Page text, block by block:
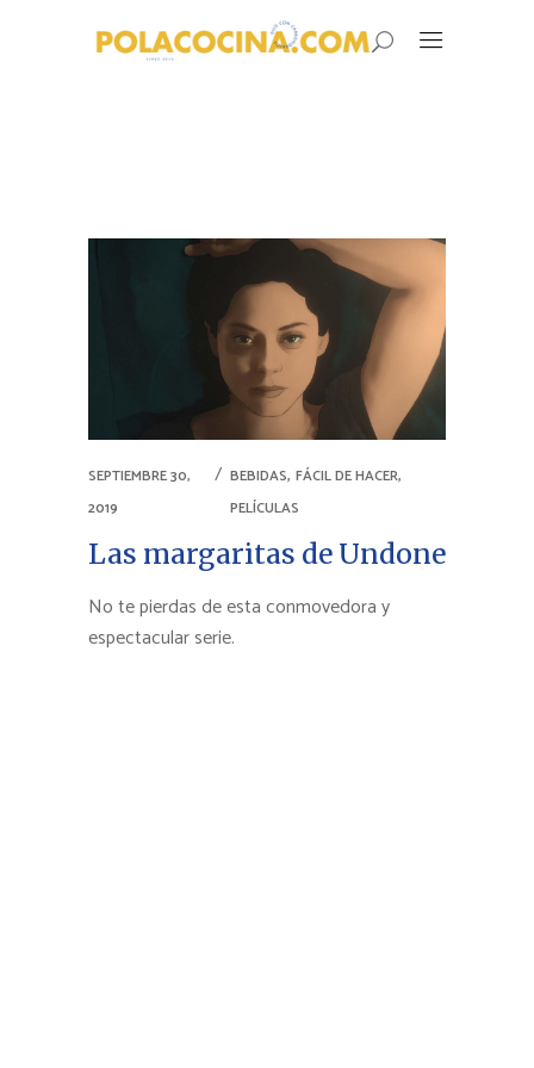
SEPTIEMBRE 30,
2019
BEBIDAS, FÁCIL DE HACER,
PELÍCULAS
Las margaritas de Undone
No te pierdas de esta conmovedora y
espectacular serie.